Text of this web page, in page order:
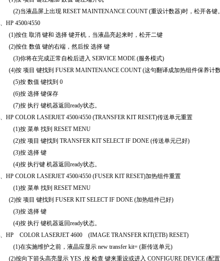
(2)当液晶屏上出现 RESET MAINTENANCE COUNT (重设计数器)时，松开各键。
、 HP 4500/4550
(1)按住 取消 键和 选择 键开机，当液晶亮起来时，松开二键
(2)按住 数值 键的右端，然后按 选择 键
(3)你将在完成正常自检后进入 SERVICE MODE (服务模式)
(4)按 项目 键找到 FUSER MAINTENANCE COUNT (这句翻译成加热组件保养计
(5)按 数值 键找到 0
(6)按 选择 键保存
(7)按 执行 键机器返回ready状态。
、 HP COLOR LASERJET 4500/4550 (TRANSFER KIT RESET)传送单元重置
(1)按 菜单 找到 RESET MENU
(2)按 项目 键找到 TRANSFER KIT SELECT IF DONE (传送单元已好)
(3)按 选择 键
(4)按 执行键 机器返回ready状态。
、 HP COLOR LASERJET 4500/4550 (FUSER KIT RESET)加热组件重置
(1)按 菜单 找到 RESET MENU
(2)按 项目 键找到 FUSER KIT SELECT IF DONE (加热组件已好)
(3)按 选择 键
(4)按 执行 键机器返回ready状态。
、 HP COLOR LASERJET 4600
(IMAGE TRANSFER KIT(ETB) RESET)
(1)在实施维护之前，液晶应显示 new transfer kit= (新传送单元)
(2)按向下箭头高亮显示 YES ,按 检查 键来重设或进入 CONFIGURE DEVICE (配